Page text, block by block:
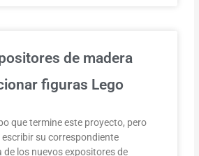
de madera
figuras Lego
que termine este proyecto, pero
escribir su correspondiente
los nuevos expositores de